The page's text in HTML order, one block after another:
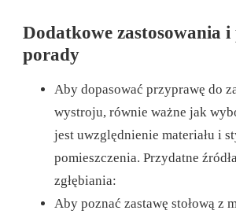
Dodatkowe zastosowania
porady
Aby dopasować przyprawę do
wystroju, równie ważne jak
jest uwzględnienie materiału i
pomieszczenia. Przydatne
zgłębiania:
Aby poznać zastawę stołową z